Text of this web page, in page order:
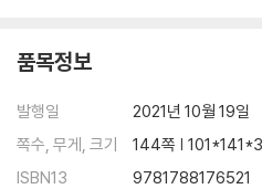
품목정보
발행일
2021년 10월 19일
쪽수, 무게, 크기
144쪽 |
ISBN13
9781788176521